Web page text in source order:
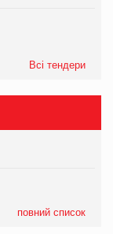
Всі тендери
повний список